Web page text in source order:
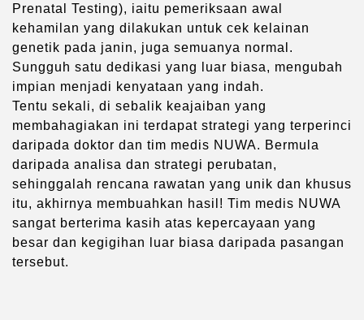
Prenatal Testing), iaitu pemeriksaan awal
kehamilan yang dilakukan untuk cek kelainan
genetik pada janin, juga semuanya normal.
Sungguh satu dedikasi yang luar biasa, mengubah
impian menjadi kenyataan yang indah.
Tentu sekali, di sebalik keajaiban yang
membahagiakan ini terdapat strategi yang terperinci
daripada doktor dan tim medis NUWA. Bermula
daripada analisa dan strategi perubatan,
sehinggalah rencana rawatan yang unik dan khusus
itu, akhirnya membuahkan hasil! Tim medis NUWA
sangat berterima kasih atas kepercayaan yang
besar dan kegigihan luar biasa daripada pasangan
tersebut.